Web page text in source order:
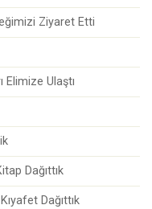
Ziyaret Etti
Elimize Ulaştı
Dağıttık
Dağıttık